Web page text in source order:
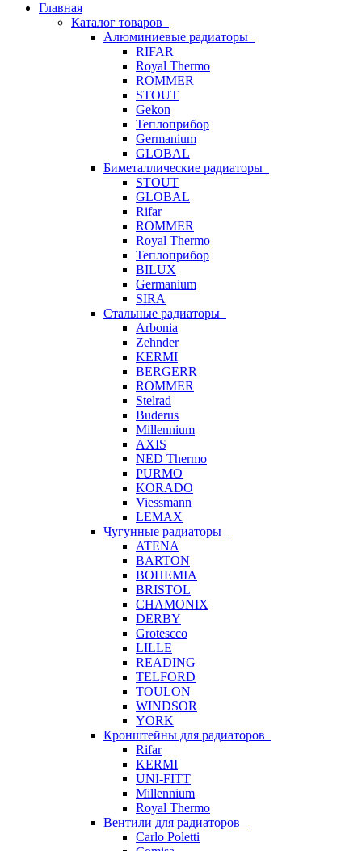
Главная
Каталог товаров
Алюминиевые радиаторы
RIFAR
Royal Thermo
ROMMER
STOUT
Gekon
Теплоприбор
Germanium
GLOBAL
Биметаллические радиаторы
STOUT
GLOBAL
Rifar
ROMMER
Royal Thermo
Теплоприбор
BILUX
Germanium
SIRA
Стальные радиаторы
Arbonia
Zehnder
KERMI
BERGERR
ROMMER
Stelrad
Buderus
Millennium
AXIS
NED Thermo
PURMO
KORADO
Viessmann
LEMAX
Чугунные радиаторы
ATENA
BARTON
BOHEMIA
BRISTOL
CHAMONIX
DERBY
Grotescco
LILLE
READING
TELFORD
TOULON
WINDSOR
YORK
Кронштейны для радиаторов
Rifar
KERMI
UNI-FITT
Millennium
Royal Thermo
Вентили для радиаторов
Carlo Poletti